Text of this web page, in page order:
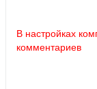
В настройках
комментариев